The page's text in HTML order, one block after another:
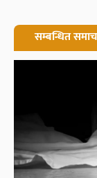
सम्बन्धित